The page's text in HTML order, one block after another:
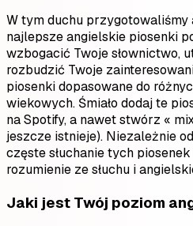
W tym duchu
najlepsze angielskie piosenki
wzbogacić Twoje słownictwo,
rozbudzić Twoje
piosenki dopasowane do
wiekowych. Śmiało dodaj te
na Spotify, a nawet stwórz «
jeszcze istnieje). Niezależnie
częste słuchanie tych
rozumienie ze słuchu i
Jaki jest Twój poziom